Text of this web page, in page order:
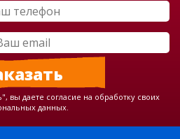
вы даете согласие на обработку своих
данных.